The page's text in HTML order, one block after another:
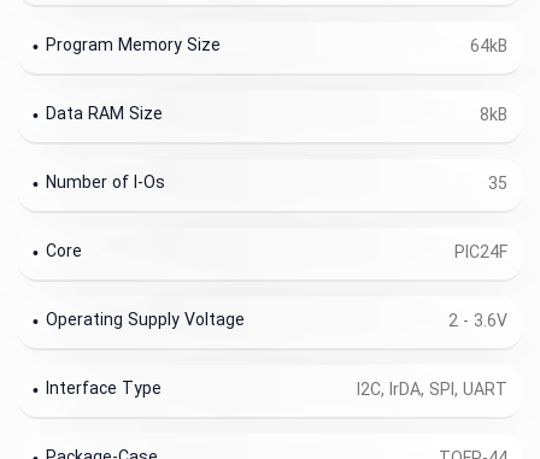
64kB
Program Memory Size
8kB
Data RAM Size
35
Number of I-Os
PIC24F
Core
2 - 3.6V
Operating Supply Voltage
I2C, IrDA, SPI, UART
Interface Type